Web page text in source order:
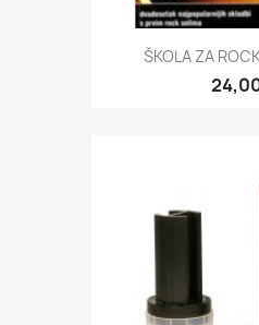
ŠKOLA ZA